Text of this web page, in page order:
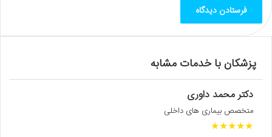
پزشکان با خدمات مشابه
دکتر محمد داوری
متخصص بیماری های داخلی
★
★
★
★
★